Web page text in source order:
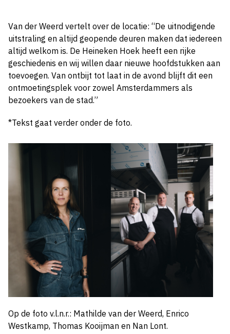
Van der Weerd vertelt over de locatie: “De uitnodigende
uitstraling en altijd geopende deuren maken dat iedereen
altijd welkom is. De Heineken Hoek heeft een rijke
geschiedenis en wij willen daar nieuwe hoofdstukken aan
toevoegen. Van ontbijt tot laat in de avond blijft dit een
ontmoetingsplek voor zowel Amsterdammers als
bezoekers van de stad.”
*Tekst gaat verder onder de foto.
Op de foto v.l.n.r.: Mathilde van der Weerd, Enrico
Westkamp, Thomas Kooijman en Nan Lont.